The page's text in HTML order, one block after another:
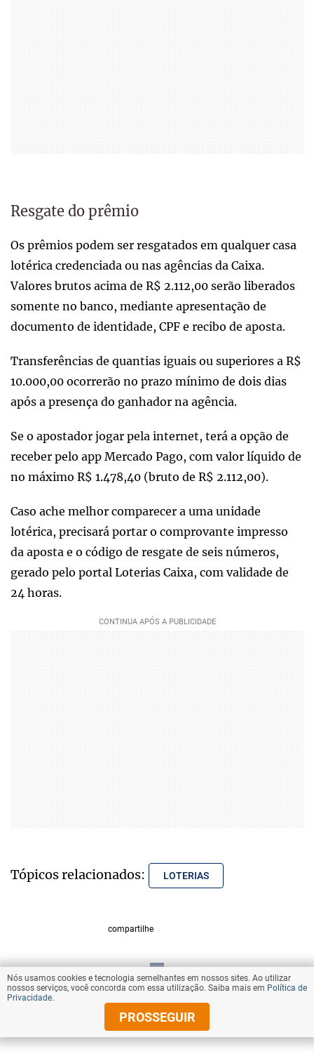
Resgate do prêmio
Os prêmios podem ser resgatados em qualquer casa
lotérica credenciada ou nas agências da Caixa.
Valores brutos acima de R$ 2.112,00 serão liberados
somente no banco, mediante apresentação de
documento de identidade, CPF e recibo de aposta.
Transferências de quantias iguais ou superiores a R$
10.000,00 ocorrerão no prazo mínimo de dois dias
após a presença do ganhador na agência.
Se o apostador jogar pela internet, terá a opção de
receber pelo app Mercado Pago, com valor líquido de
no máximo R$ 1.478,40 (bruto de R$ 2.112,00).
Caso ache melhor comparecer a uma unidade
lotérica, precisará portar o comprovante impresso
da aposta e o código de resgate de seis números,
gerado pelo portal Loterias Caixa, com validade de
24 horas.
Tópicos relacionados: LOTERIAS
compartilhe
VOLTAR AO TOPO
© Copyright 2025 Diários Associados
Nós usamos cookies e tecnologia semelhantes em nossos sites. Ao utilizar
nossos serviços, você concorda com essa utilização. Saiba mais em Política de
Privacidade.
PROSSEGUIR